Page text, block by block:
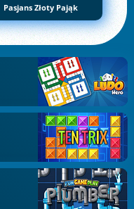
Pasjans Złoty Pająk